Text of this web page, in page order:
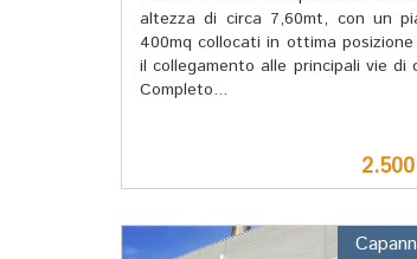
altezza di circa 7,60mt, con un
400mq collocati in ottima
il collegamento alle principali vie di
Completo...